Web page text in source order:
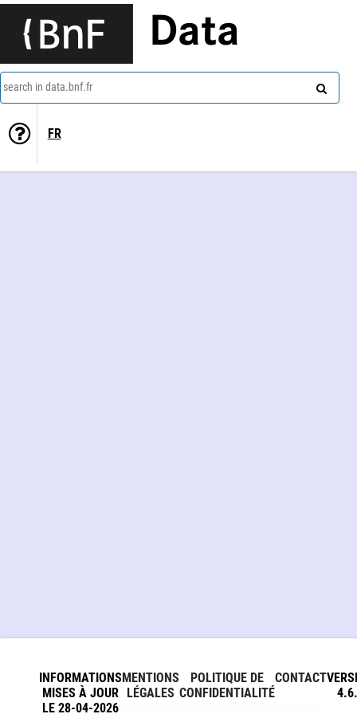
Data
search in data.bnf.fr
FR
INFORMATIONS
MISES À JOUR
LE 28-04-2026
MENTIONS
LÉGALES
POLITIQUE DE
CONFIDENTIALITÉ
CONTACT